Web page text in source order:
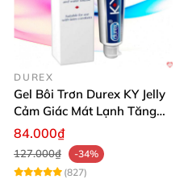
DUREX
Gel Bôi Trơn Durex KY Jelly
Cảm Giác Mát Lạnh Tăng
Hưng Phấn
84.000₫
127.000₫
-34%
(827)